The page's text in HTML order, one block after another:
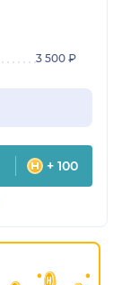
3 500 ₽
+ 100